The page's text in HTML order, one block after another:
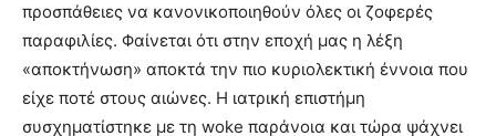
προσπάθειες να κανονικοποιηθούν όλες οι ζοφερές
παραφιλίες. Φαίνεται ότι στην εποχή μας η λέξη
«αποκτήνωση» αποκτά την πιο κυριολεκτική έννοια που
είχε ποτέ στους αιώνες. Η ιατρική επιστήμη
συσχηματίστηκε με τη woke παράνοια και τώρα ψάχνει